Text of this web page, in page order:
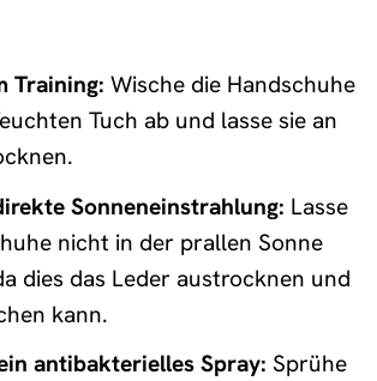
Training: Wische die Handschuhe
Tuch ab und lasse sie an
Sonneneinstrahlung: Lasse
nicht in der prallen Sonne
dies das Leder austrocknen und
kann.
antibakterielles Spray: Sprühe